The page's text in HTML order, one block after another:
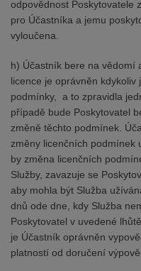
odpovědnost Poskytovatele
pro Účastníka a jemu
vyloučena.
h) Účastník bere na vědomí
licence je oprávněn
podmínky, a to zpravidla
případě bude Poskytovatel
změně těchto podmínek.
změny licenčních podmínek
by změna licenčních
Služby, zavazuje se
aby mohla být Služba
dnů ode dne, kdy Služba
Poskytovatel v uvedené
je Účastník oprávněn
platností od doručení